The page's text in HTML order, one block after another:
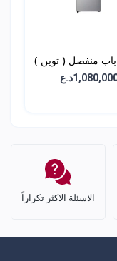
باب منفصل ( توين )
- سعة 324 لتر - GC-
الاسئلة الاكثر تكراراً